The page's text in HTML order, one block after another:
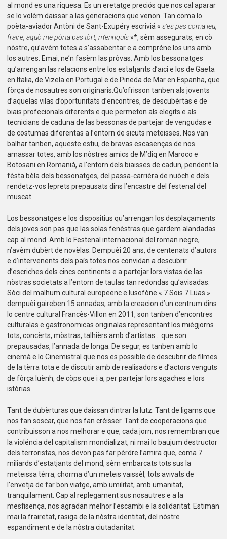
al mond es una riquesa. Es un eretatge preciós que nos cal aparar
se lo volèm daissar a las generacions que venon. Tan coma lo
poèta-aviador Antòni de Sant-Exupéry escriviá « s’es pas coma ieu,
fraire, aquò me pòrta pas tòrt, m’enriquís »*, sèm assegurats, en cò
nòstre, qu’avèm totes a s’assabentar e a compréne los uns amb
los autres. Emai, ne’n fasèm las pròvas. Amb los bessonatges
qu’arrengan las relacions entre los estatjants d’aicí e los de Gaeta
en Italia, de Vizela en Portugal e de Pineda de Mar en Espanha, que
fòrça de nosautres son originaris.Qu’ofrisson tanben als jovents
d’aquelas vilas d’oportunitats d’encontres, de descubèrtas e de
biais profecionals diferents e que permeton als elegits e als
tecnicians de caduna de las bessonas de partejar de vengudas e
de costumas diferentas a l’entorn de sicuts meteisses. Nos van
balhar tanben, aqueste estiu, de bravas escasenças de nos
amassar totes, amb los nòstres amics de M’diq en Maroco e
Botosani en Romaniá, a l’entorn dels biaisses de cadun, pendent la
fèsta bèla dels bessonatges, del passa-carrièra de nuòch e dels
rendetz-vos leprets prepausats dins l’encastre del festenal del
muscat.
Los bessonatges e los dispositius qu’arrengan los desplaçaments
dels joves son pas que las solas fenèstras que gardem alandadas
cap al mond. Amb lo Festenal internacional del roman negre,
n’avèm dubèrt de novèlas. Dempuèi 20 ans, de centenats d’autors
e d’intervenents dels país totes nos convidan a descubrir
d’escriches dels cincs continents e a partejar lors vistas de las
nòstras societats a l’entorn de taulas tan redondas qu’avisadas.
Sòci del malhum cultural europeenc e lusofòne « 7 Sois 7 Luas »
dempuèi gaireben 15 annadas, amb la creacion d’un centrum dins
lo centre cultural Francès-Villon en 2011, son tanben d’encontres
culturalas e gastronomicas originalas representant los miègjorns
tots, concèrts, mòstras, talhièrs amb d’artistas… que son
prepausadas, l’annada de longa. De segur, es tanben amb lo
cinemà e lo Cinemistral que nos es possible de descubrir de filmes
de la tèrra tota e de discutir amb de realisadors e d’actors venguts
de fòrça luènh, de còps que i a, per partejar lors agaches e lors
istòrias.
Tant de dubèrturas que daissan dintrar la lutz. Tant de ligams que
nos fan soscar, que nos fan créisser. Tant de cooperacions que
contribuisson a nos melhorar e que, cada jorn, nos remembran que
la violéncia del capitalism mondializat, ni mai lo baujum destructor
dels terroristas, nos devon pas far pèrdre l’amira que, coma 7
miliards d’estatjants del mond, sèm embarcats tots sus la
meteissa tèrra, chorma d’un meteis vaissèl, tots avivats de
l’envetja de far bon viatge, amb umilitat, amb umanitat,
tranquilament. Cap al replegament sus nosautres e a la
mesfisença, nos agradan melhor l’escambi e la solidaritat. Estiman
mai la frairetat, rasiga de la nòstra identitat, del nòstre
espandiment e de la nòstra ciutadanitat.